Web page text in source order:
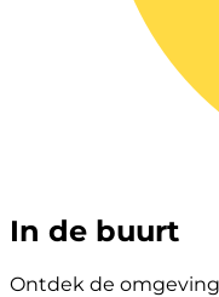
In de buurt
Ontdek de